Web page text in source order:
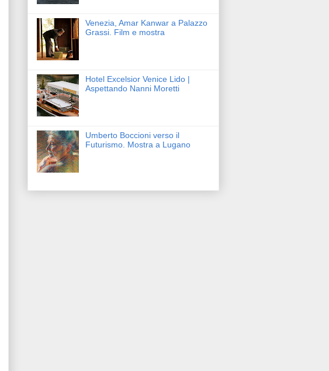
Venezia, Amar Kanwar a Palazzo
Grassi. Film e mostra
Hotel Excelsior Venice Lido |
Aspettando Nanni Moretti
Umberto Boccioni verso il
Futurismo. Mostra a Lugano